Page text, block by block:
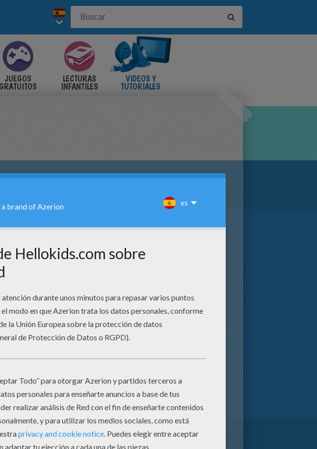
JUEGOS
GRATUITOS
LECTURAS
INFANTILES
VIDEOS Y
TUTORIALES